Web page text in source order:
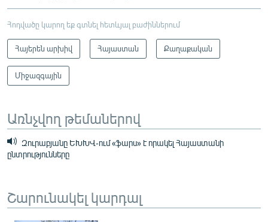
Հոդվածը կարող եք գտնել հետևյալ բաժիններում
Հայերեն արխիվ Հայաստան Քաղաքական
Միջազգային
Առնչվող թեմաներով
Զուրաբյանը ԵԽԽՎ-ում «ֆարս» է որակել Հայաստանի
ընտրությունները
Շարունակել կարդալ